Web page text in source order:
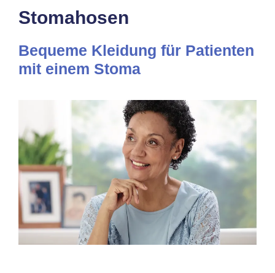
Stomahosen
Bequeme Kleidung für Patienten
mit einem Stoma